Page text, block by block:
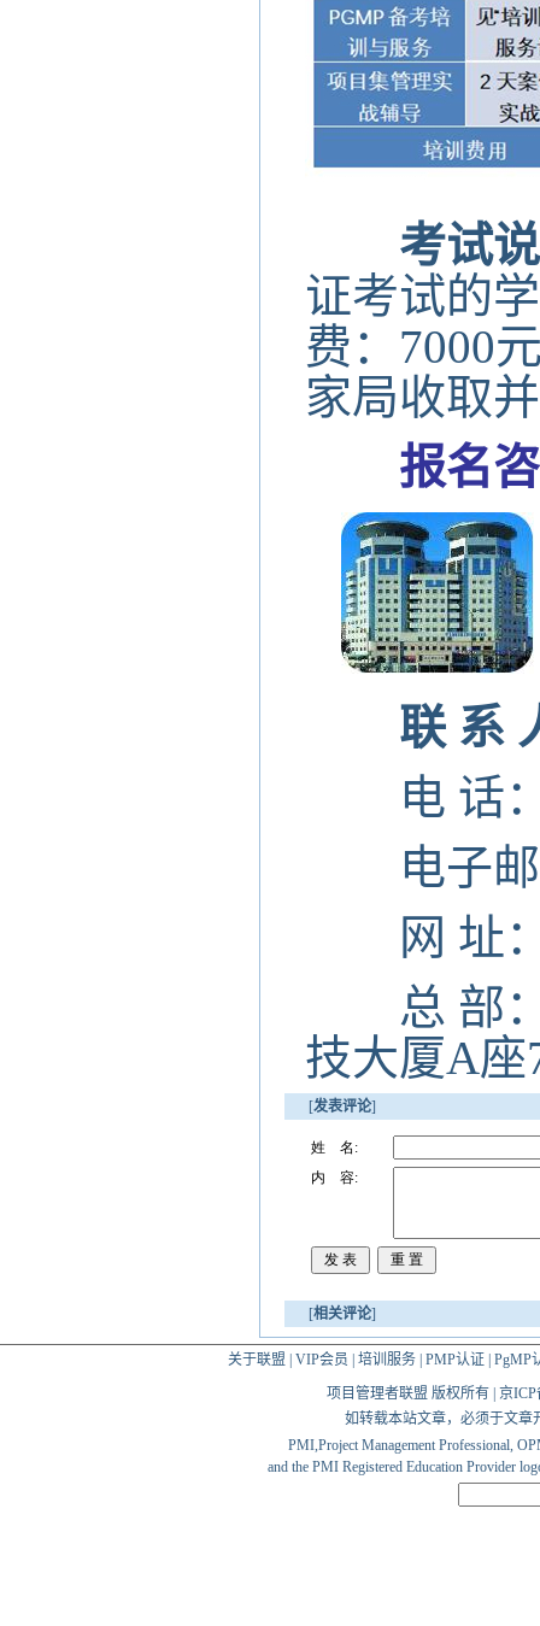
考试
证考试的
费：7000
家局收取
报名咨
联 系
电 话：
电子邮
网 址：
总 部：
技大厦A座
[发表评论]
[相关评论]
关于联盟 VIP会员 培训服务 PMP认证
PgMP
项目管理者联盟 版权所有 | 京ICP
如转载本站文章，必须于文章
PMI,Project Management Professional,
and the PMI Registered Education Provider